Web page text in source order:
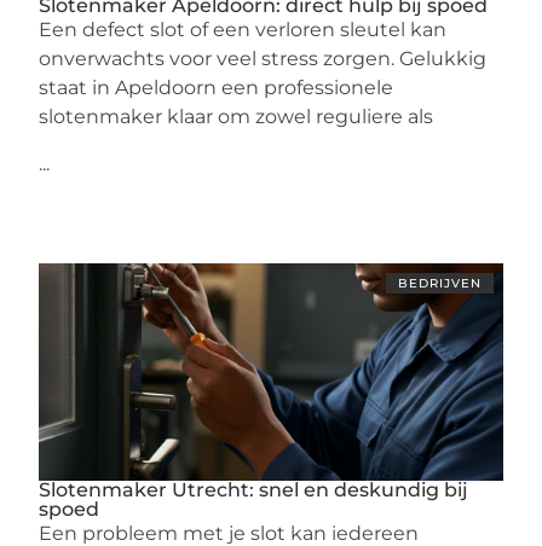
Slotenmaker Apeldoorn: direct hulp bij spoed
Een defect slot of een verloren sleutel kan
onverwachts voor veel stress zorgen. Gelukkig
staat in Apeldoorn een professionele
slotenmaker klaar om zowel reguliere als
...
BEDRIJVEN
Slotenmaker Utrecht: snel en deskundig bij
spoed
Een probleem met je slot kan iedereen